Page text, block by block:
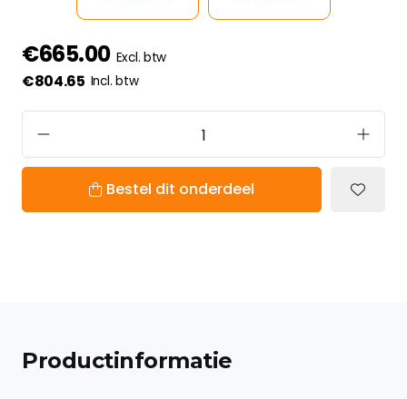
€665.00 Excl. btw
€804.65 Incl. btw
Bestel dit onderdeel
Productinformatie